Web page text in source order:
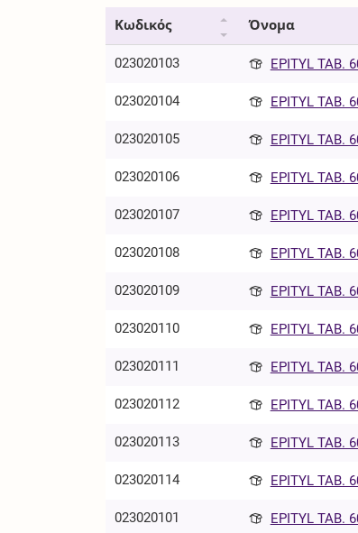
Κωδικός Όνομα
023020103 EPITYL TAB.
023020104 EPITYL TAB.
023020105 EPITYL TAB.
023020106 EPITYL TAB.
023020107 EPITYL TAB.
023020108 EPITYL TAB.
023020109 EPITYL TAB.
023020110 EPITYL TAB.
023020111 EPITYL TAB.
023020112 EPITYL TAB.
023020113 EPITYL TAB.
023020114 EPITYL TAB.
023020101 EPITYL TAB.